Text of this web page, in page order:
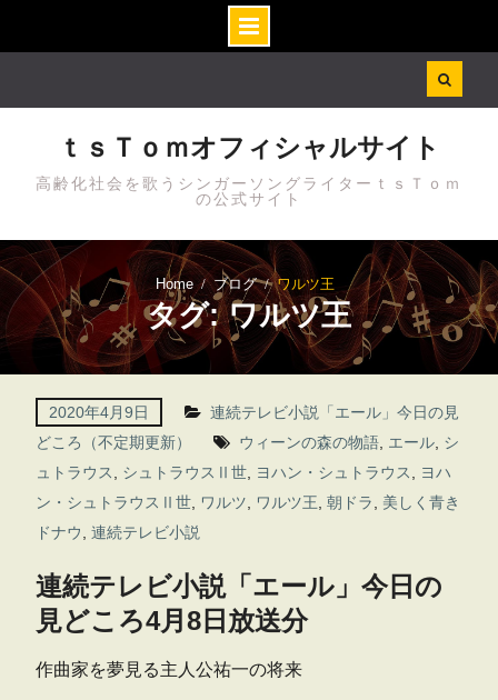
ｔｓＴｏｍオフィシャルサイト
高齢化社会を歌うシンガーソングライターｔｓＴｏｍ
の公式サイト
Home ブログ ワルツ王
タグ: ワルツ王
2020年4月9日
連続テレビ小説「エール」今日の見
どころ（不定期更新）
ウィーンの森の物語, エール, シ
ュトラウス
シュトラウスⅡ世, ヨハン・シュトラウス
ヨハ
ン・シュトラウスⅡ世, ワルツ ワルツ王 朝ドラ
美しく青き
ドナウ
連続テレビ小説
連続テレビ小説「エール」今日の
見どころ4月8日放送分
作曲家を夢見る主人公祐一の将来